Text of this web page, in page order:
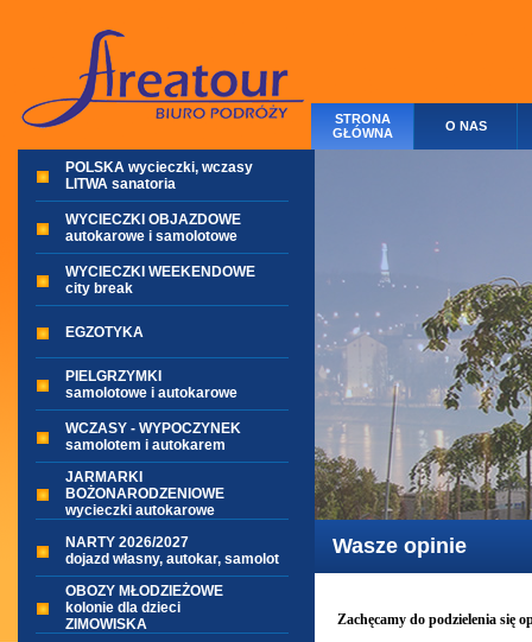
STRONA
GŁÓWNA
O NAS
POLSKA wycieczki, wczasy
LITWA sanatoria
WYCIECZKI OBJAZDOWE
autokarowe i samolotowe
WYCIECZKI WEEKENDOWE
city break
EGZOTYKA
PIELGRZYMKI
samolotowe i autokarowe
WCZASY - WYPOCZYNEK
samolotem i autokarem
JARMARKI
BOŻONARODZENIOWE
wycieczki autokarowe
NARTY 2026/2027
dojazd własny, autokar, samolot
OBOZY MŁODZIEŻOWE
kolonie dla dzieci
ZIMOWISKA
Wasze opinie
Zachęcamy do podzielenia się